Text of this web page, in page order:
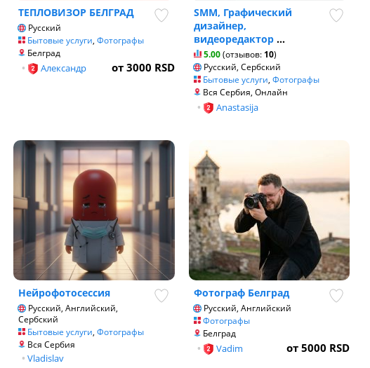
ТЕПЛОВИЗОР БЕЛГРАД
Русский
Бытовые услуги,Фотографы
Белград
от 3000 RSD
• Александр
SMM, Графический
дизайнер,
видеоредактор ...
5.00(отзывов: 10)
Русский, Сербский
Бытовые услуги, Фотографы
Вся Сербия, Онлайн
• Anastasija
Нейрофотосессия
Русский, Английский,
Сербский
Бытовые услуги,Фотографы
Вся Сербия
• Vladislav
Фотограф Белград
Русский, Английский
Фотографы
Белград
от 5000 RSD
• Vadim